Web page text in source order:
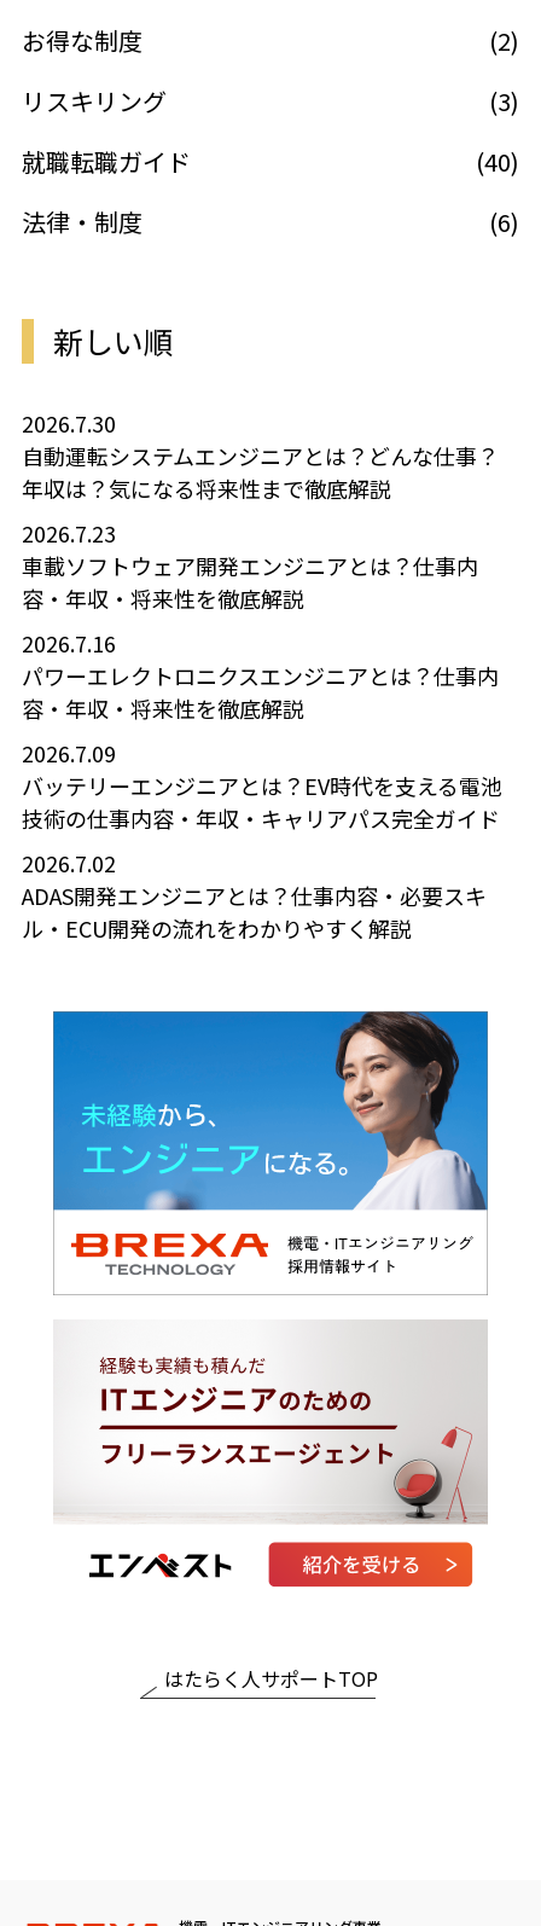
お得な制度
(2)
リスキリング
(3)
就職転職ガイド
(40)
法律・制度
(6)
新しい順
2026.7.30
自動運転システムエンジニアとは？どんな仕事？
年収は？気になる将来性まで徹底解説
2026.7.23
車載ソフトウェア開発エンジニアとは？仕事内
容・年収・将来性を徹底解説
2026.7.16
パワーエレクトロニクスエンジニアとは？仕事内
容・年収・将来性を徹底解説
2026.7.09
バッテリーエンジニアとは？EV時代を支える電池
技術の仕事内容・年収・キャリアパス完全ガイド
2026.7.02
ADAS開発エンジニアとは？仕事内容・必要スキ
ル・ECU開発の流れをわかりやすく解説
はたらく人サポートTOP